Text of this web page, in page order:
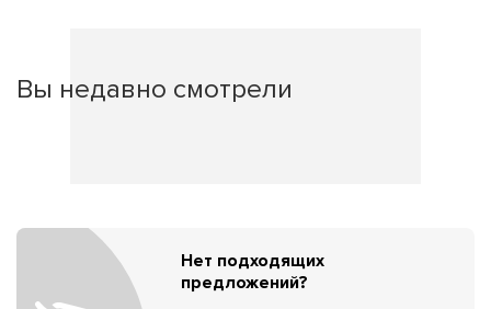
Вы недавно смотрели
Нет подходящих
предложений?